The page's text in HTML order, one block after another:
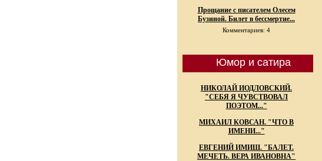
Прощание с писателем Олесем
Бузиной. Билет в бессмертие...
Комментариев: 4
Юмор и сатира
НИКОЛАЙ ИОДЛОВСКИЙ.
"СЕБЯ Я ЧУВСТВОВАЛ
ПОЭТОМ..."
МИХАИЛ КОВСАН. "ЧТО В
ИМЕНИ..."
ЕВГЕНИЙ ИМИШ. "БАЛЕТ.
МЕЧЕТЬ. ВЕРА ИВАНОВНА"